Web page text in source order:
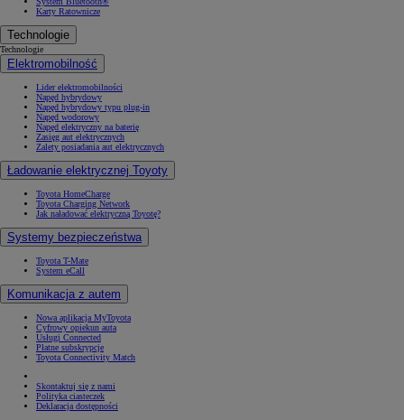
Karty Ratownicze
Technologie
Technologie
Elektromobilność
Lider elektromobilności
Napęd hybrydowy
Napęd hybrydowy typu plug-in
Napęd wodorowy
Napęd elektryczny na baterię
Zasięg aut elektrycznych
Zalety posiadania aut elektrycznych
Ładowanie elektrycznej Toyoty
Toyota HomeCharge
Toyota Charging Network
Jak naładować elektryczną Toyotę?
Systemy bezpieczeństwa
Toyota T-Mate
System eCall
Komunikacja z autem
Nowa aplikacja MyToyota
Cyfrowy opiekun auta
Usługi Connected
Płatne subskrypcje
Toyota Connectivity Match
Skontaktuj się z nami
Polityka ciasteczek
Deklaracja dostępności